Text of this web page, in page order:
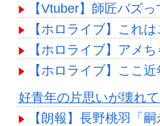
【Vtuber】師匠バズ
【ホロライブ】これ
【ホロライブ】アメ
【ホロライブ】ここ
Powered by livedoor 相互
好青年の片思いが壊れ
【朗報】長野桃羽「